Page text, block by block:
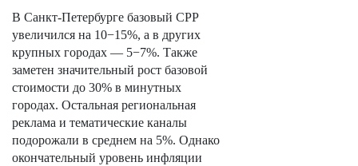
В Санкт-Петербурге базовый СРР
увеличился на 10−15%, а в других
крупных городах — 5−7%. Также
заметен значительный рост базовой
стоимости до 30% в минутных
городах. Остальная региональная
реклама и тематические каналы
подорожали в среднем на 5%. Однако
окончательный уровень инфляции